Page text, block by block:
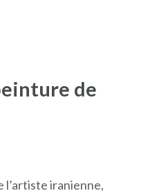
de
l’artiste iranienne,